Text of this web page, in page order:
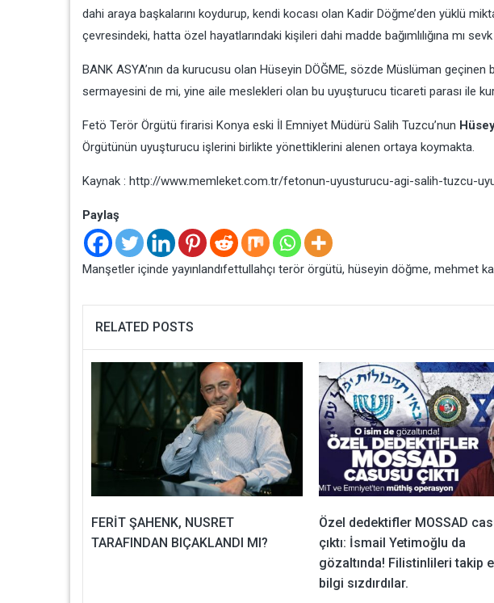
dahi araya başkalarını koydurup, kendi kocası olan Kadir Döğme’den yüklü
çevresindeki, hatta özel hayatlarındaki kişileri dahi madde bağımlılığına mı
BANK ASYA’nın da kurucusu olan Hüseyin DÖĞME, sözde Müslüman geçinen
sermayesini de mi, yine aile meslekleri olan bu uyuşturucu ticareti parası ile
Fetö Terör Örgütü firarisi Konya eski İl Emniyet Müdürü Salih Tuzcu’nun
Örgütünün uyuşturucu işlerini birlikte yönettiklerini alenen ortaya koymakta.
Kaynak : http://www.memleket.com.tr/fetonun-uyusturucu-agi-salih-tuzcu-
Paylaş
Manşetler içinde yayınlandıfettullahçı terör örgütü, hüseyin döğme, mehmet
RELATED POSTS
FERİT ŞAHENK, NUSRET
TARAFINDAN BIÇAKLANDI MI?
Özel dedektifler MOSSAD
çıktı: İsmail Yetimoğlu da
gözaltında! Filistinlileri takip
bilgi sızdırdılar.